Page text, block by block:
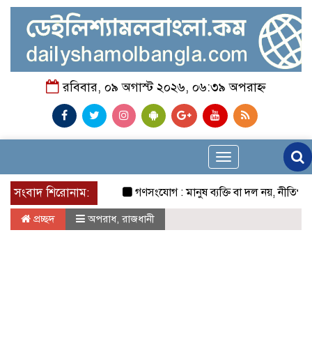
রবিবার, ০৯ অগাস্ট ২০২৬, ০৬:৩৯ অপরাহ্ন
Toggle
navigation
সংবাদ শিরোনাম:
গণসংযোগ : মানুষ ব্যক্তি বা দল নয়, নীতিগত
প্রচ্ছদ অপরাধ, রাজধানী